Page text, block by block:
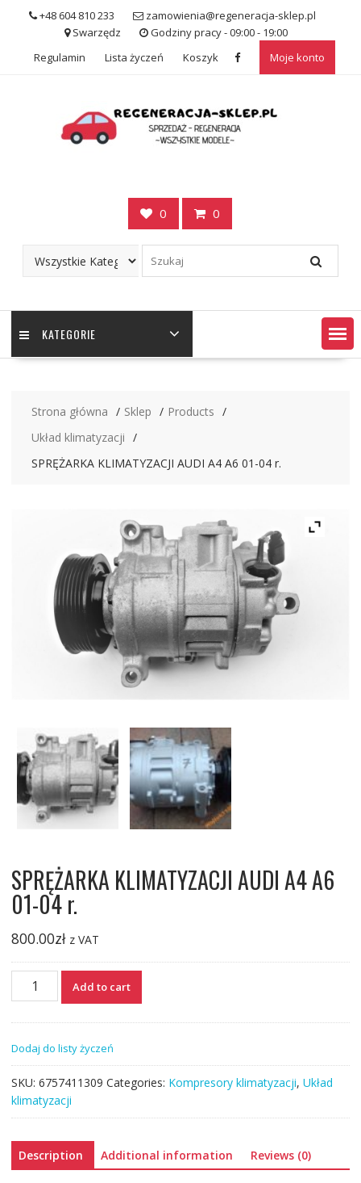
+48 604 810 233
zamowienia@regeneracja-sklep.pl
Swarzędz
Godziny pracy - 09:00 - 19:00
Regulamin
Lista życzeń Koszyk Moje konto
0 0
KATEGORIE
Strona główna Sklep
Products
Układ klimatyzacji
SPRĘŻARKA KLIMATYZACJI AUDI A4 A6 01-04 r.
SPRĘŻARKA KLIMATYZACJI AUDI A4 A6
01-04 r.
800.00zł z VAT
SPRĘŻARKA
KLIMATYZACJI
A6
01-
04
r.
quantity
Add to cart
Dodaj do listy życzeń
SKU: 6757411309 Categories: Kompresory klimatyzacji, Układ
klimatyzacji
Description Additional information Reviews (0)